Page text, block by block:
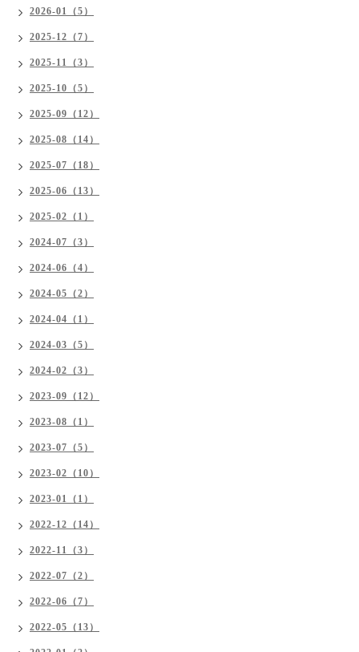
2026-01（5）
2025-12（7）
2025-11（3）
2025-10（5）
2025-09（12）
2025-08（14）
2025-07（18）
2025-06（13）
2025-02（1）
2024-07（3）
2024-06（4）
2024-05（2）
2024-04（1）
2024-03（5）
2024-02（3）
2023-09（12）
2023-08（1）
2023-07（5）
2023-02（10）
2023-01（1）
2022-12（14）
2022-11（3）
2022-07（2）
2022-06（7）
2022-05（13）